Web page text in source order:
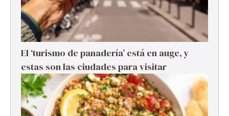
El ‘turismo de panadería’ está en auge, y
estas son las ciudades para visitar